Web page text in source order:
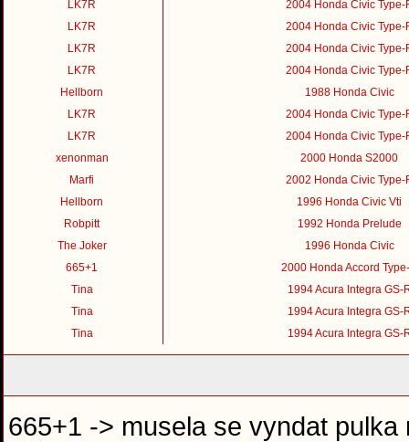
LK7R
2004 Honda Civic Type-
LK7R
2004 Honda Civic Type-
LK7R
2004 Honda Civic Type-
LK7R
2004 Honda Civic Type-
Hellborn
1988 Honda Civic
LK7R
2004 Honda Civic Type-
LK7R
2004 Honda Civic Type-
xenonman
2000 Honda S2000
Marfi
2002 Honda Civic Type-
Hellborn
1996 Honda Civic Vti
Robpitt
1992 Honda Prelude
The Joker
1996 Honda Civic
665+1
2000 Honda Accord
Tina
1994 Acura Integra GS-
Tina
1994 Acura Integra GS-
Tina
1994 Acura Integra GS-
665+1 -> musela se vyndat